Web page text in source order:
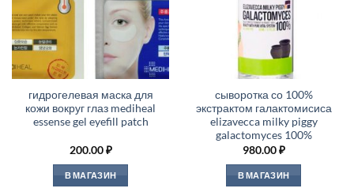
гидрогелевая маска для
кожи вокруг глаз mediheal
essense gel eyefill patch
200.00₽
В МАГАЗИН
сыворотка со 100%
экстрактом галактомисиса
elizavecca milky piggy
galactomyces 100%
980.00₽
В МАГАЗИН